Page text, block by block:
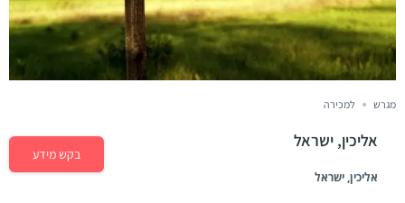
מגרש למכירה
אליכין, ישראל
אליכין, ישראל
בקש מידע